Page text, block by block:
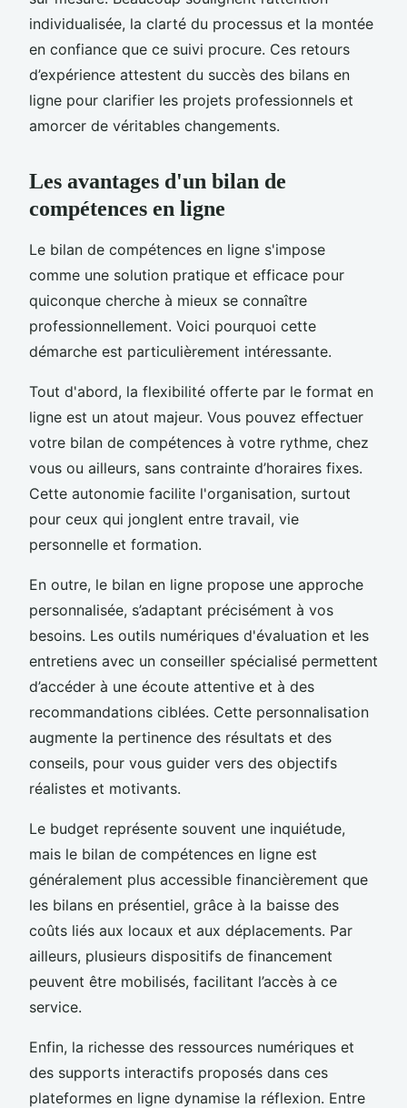
individualisée, la clarté du processus et la montée
en confiance que ce suivi procure. Ces retours
d’expérience attestent du succès des bilans en
ligne pour clarifier les projets professionnels et
amorcer de véritables changements.
Les avantages d'un bilan de
compétences en ligne
Le bilan de compétences en ligne s'impose
comme une solution pratique et efficace pour
quiconque cherche à mieux se connaître
professionnellement. Voici pourquoi cette
démarche est particulièrement intéressante.
Tout d'abord, la flexibilité offerte par le format en
ligne est un atout majeur. Vous pouvez effectuer
votre bilan de compétences à votre rythme, chez
vous ou ailleurs, sans contrainte d’horaires fixes.
Cette autonomie facilite l'organisation, surtout
pour ceux qui jonglent entre travail, vie
personnelle et formation.
En outre, le bilan en ligne propose une approche
personnalisée, s’adaptant précisément à vos
besoins. Les outils numériques d'évaluation et les
entretiens avec un conseiller spécialisé permettent
d’accéder à une écoute attentive et à des
recommandations ciblées. Cette personnalisation
augmente la pertinence des résultats et des
conseils, pour vous guider vers des objectifs
réalistes et motivants.
Le budget représente souvent une inquiétude,
mais le bilan de compétences en ligne est
généralement plus accessible financièrement que
les bilans en présentiel, grâce à la baisse des
coûts liés aux locaux et aux déplacements. Par
ailleurs, plusieurs dispositifs de financement
peuvent être mobilisés, facilitant l’accès à ce
service.
Enfin, la richesse des ressources numériques et
des supports interactifs proposés dans ces
plateformes en ligne dynamise la réflexion. Entre